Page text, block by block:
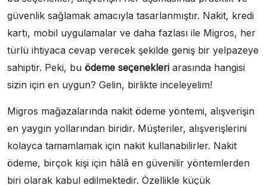
güvenlik sağlamak amacıyla tasarlanmıştır. Nakit, kredi
kartı, mobil uygulamalar ve daha fazlası ile Migros, her
türlü ihtiyaca cevap verecek şekilde geniş bir yelpazeye
sahiptir. Peki, bu ödeme seçenekleri arasında hangisi
sizin için en uygun? Gelin, birlikte inceleyelim!
Migros mağazalarında nakit ödeme yöntemi, alışverişin
en yaygın yollarından biridir. Müşteriler, alışverişlerini
kolayca tamamlamak için nakit kullanabilirler. Nakit
ödeme, birçok kişi için hâlâ en güvenilir yöntemlerden
biri olarak kabul edilmektedir. Özellikle küçük